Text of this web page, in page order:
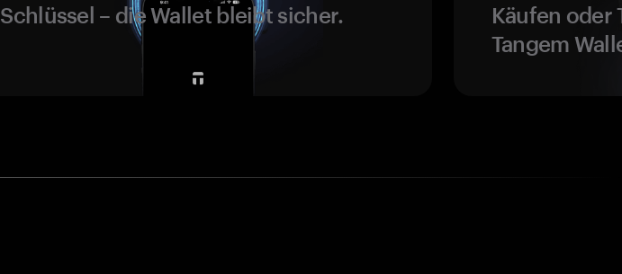
Schlüssel – die Wallet bleibt sicher.
Käufen oder
Tangem